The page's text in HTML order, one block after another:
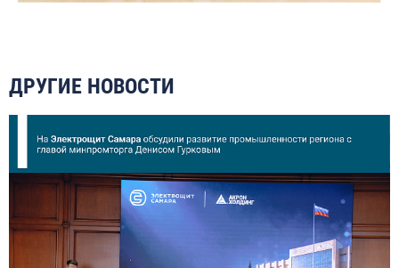
ДРУГИЕ НОВОСТИ